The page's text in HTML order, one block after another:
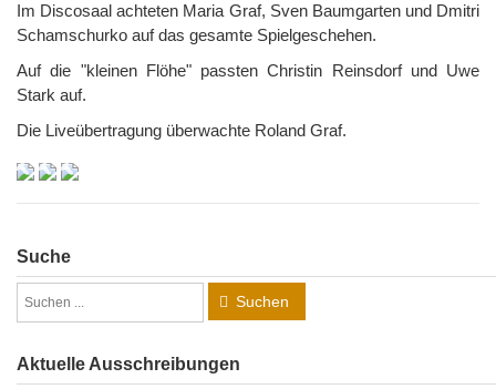
Im Discosaal achteten Maria Graf, Sven Baumgarten und Dmitri
Schamschurko auf das gesamte Spielgeschehen.
Auf die "kleinen Flöhe" passten Christin Reinsdorf und Uwe
Stark auf.
Die Liveübertragung überwachte Roland Graf.
Suche
Suchen
Aktuelle Ausschreibungen